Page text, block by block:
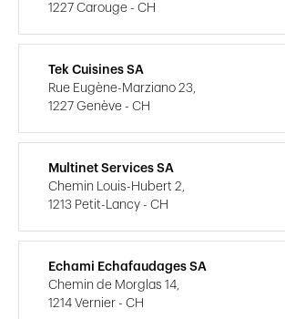
1227 Carouge - CH
Tek Cuisines SA
Rue Eugène-Marziano 23,
1227 Genève - CH
Multinet Services SA
Chemin Louis-Hubert 2,
1213 Petit-Lancy - CH
Echami Echafaudages SA
Chemin de Morglas 14,
1214 Vernier - CH